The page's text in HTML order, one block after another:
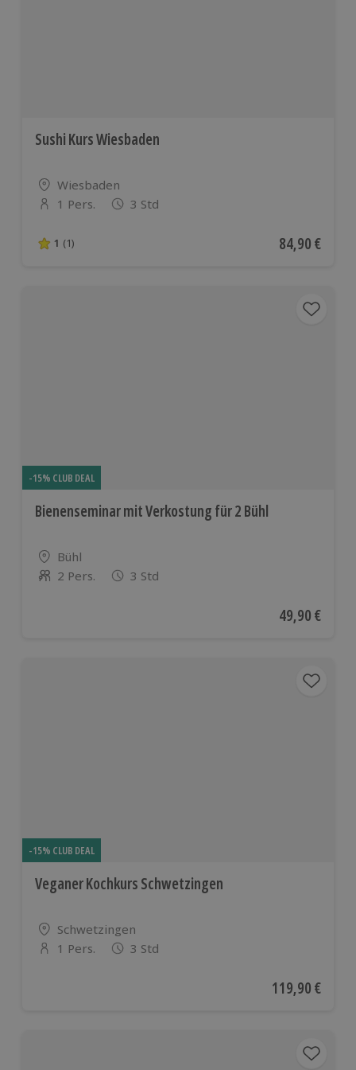
Sushi Kurs Wiesbaden
Standort
Wiesbaden
Anzahl der Teilnehmer
1 Pers. 3 Std
1 von 5 Sternen basierend auf 1 Bewertungen
1 (1) Aktueller
84,90 €
-15% CLUB DEAL
Bienenseminar mit Verkostung für 2 Bühl
Standort
Bühl
Anzahl der Teilnehmer
2 Pers. 3 Std
Aktueller
49,90 €
-15% CLUB DEAL
Veganer Kochkurs Schwetzingen
Standort
Schwetzingen
Anzahl der Teilnehmer
1 Pers. 3 Std
Aktueller Preis
119,90 €